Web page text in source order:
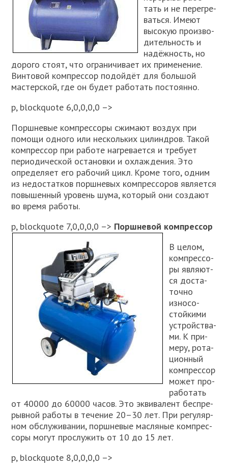
тать и не пере­гре­
вать­ся. Име­ют
высо­кую про­из­во­
ди­тель­ность и
надёж­ность, но
доро­го сто­ят, что огра­ни­чи­ва­ет их при­ме­не­ние.
Вин­то­вой ком­прес­сор подой­дёт для боль­шой
мастер­ской, где он будет рабо­тать посто­ян­но.
p, blockquote 6,0,0,0,0 –>
Порш­не­вые ком­прес­со­ры сжи­ма­ют воз­дух при
помо­щи одно­го или несколь­ких цилин­дров. Такой
ком­прес­сор при рабо­те нагре­ва­ет­ся и тре­бу­ет
пери­о­ди­че­ской оста­нов­ки и охла­жде­ния. Это
опре­де­ля­ет его рабо­чий цикл. Кро­ме того, одним
из недо­стат­ков порш­не­вых ком­прес­со­ров явля­ет­ся
повы­шен­ный уро­вень шума, кото­рый они созда­ют
во вре­мя рабо­ты.
p, blockquote 7,0,0,0,0 –> Порш­не­вой ком­прес­сор
В целом,
ком­прес­со­
ры явля­ют­
ся доста­
точ­но
изно­со­
стой­ки­ми
устрой­ства­
ми. К при­
ме­ру, рота­
ци­он­ный
ком­прес­сор
может про­
ра­бо­тать
от 40000 до 60000 часов. Это экви­ва­лент бес­пре­
рыв­ной рабо­ты в тече­ние 20–30 лет. При регу­ляр­
ном обслу­жи­ва­нии, порш­не­вые мас­ля­ные ком­прес­
со­ры могут про­слу­жить от 10 до 15 лет.
p, blockquote 8,0,0,0,0 –>